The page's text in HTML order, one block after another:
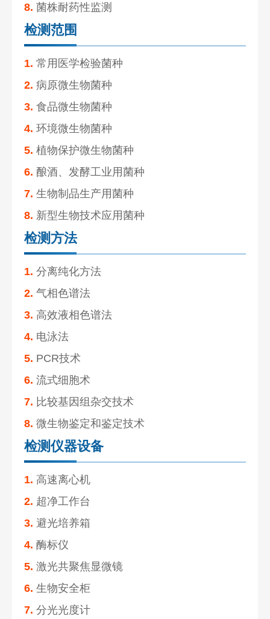
8. 菌株耐药性监测
检测范围
1. 常用医学检验菌种
2. 病原微生物菌种
3. 食品微生物菌种
4. 环境微生物菌种
5. 植物保护微生物菌种
6. 酿酒、发酵工业用菌种
7. 生物制品生产用菌种
8. 新型生物技术应用菌种
检测方法
1. 分离纯化方法
2. 气相色谱法
3. 高效液相色谱法
4. 电泳法
5. PCR技术
6. 流式细胞术
7. 比较基因组杂交技术
8. 微生物鉴定和鉴定技术
检测仪器设备
1. 高速离心机
2. 超净工作台
3. 避光培养箱
4. 酶标仪
5. 激光共聚焦显微镜
6. 生物安全柜
7. 分光光度计